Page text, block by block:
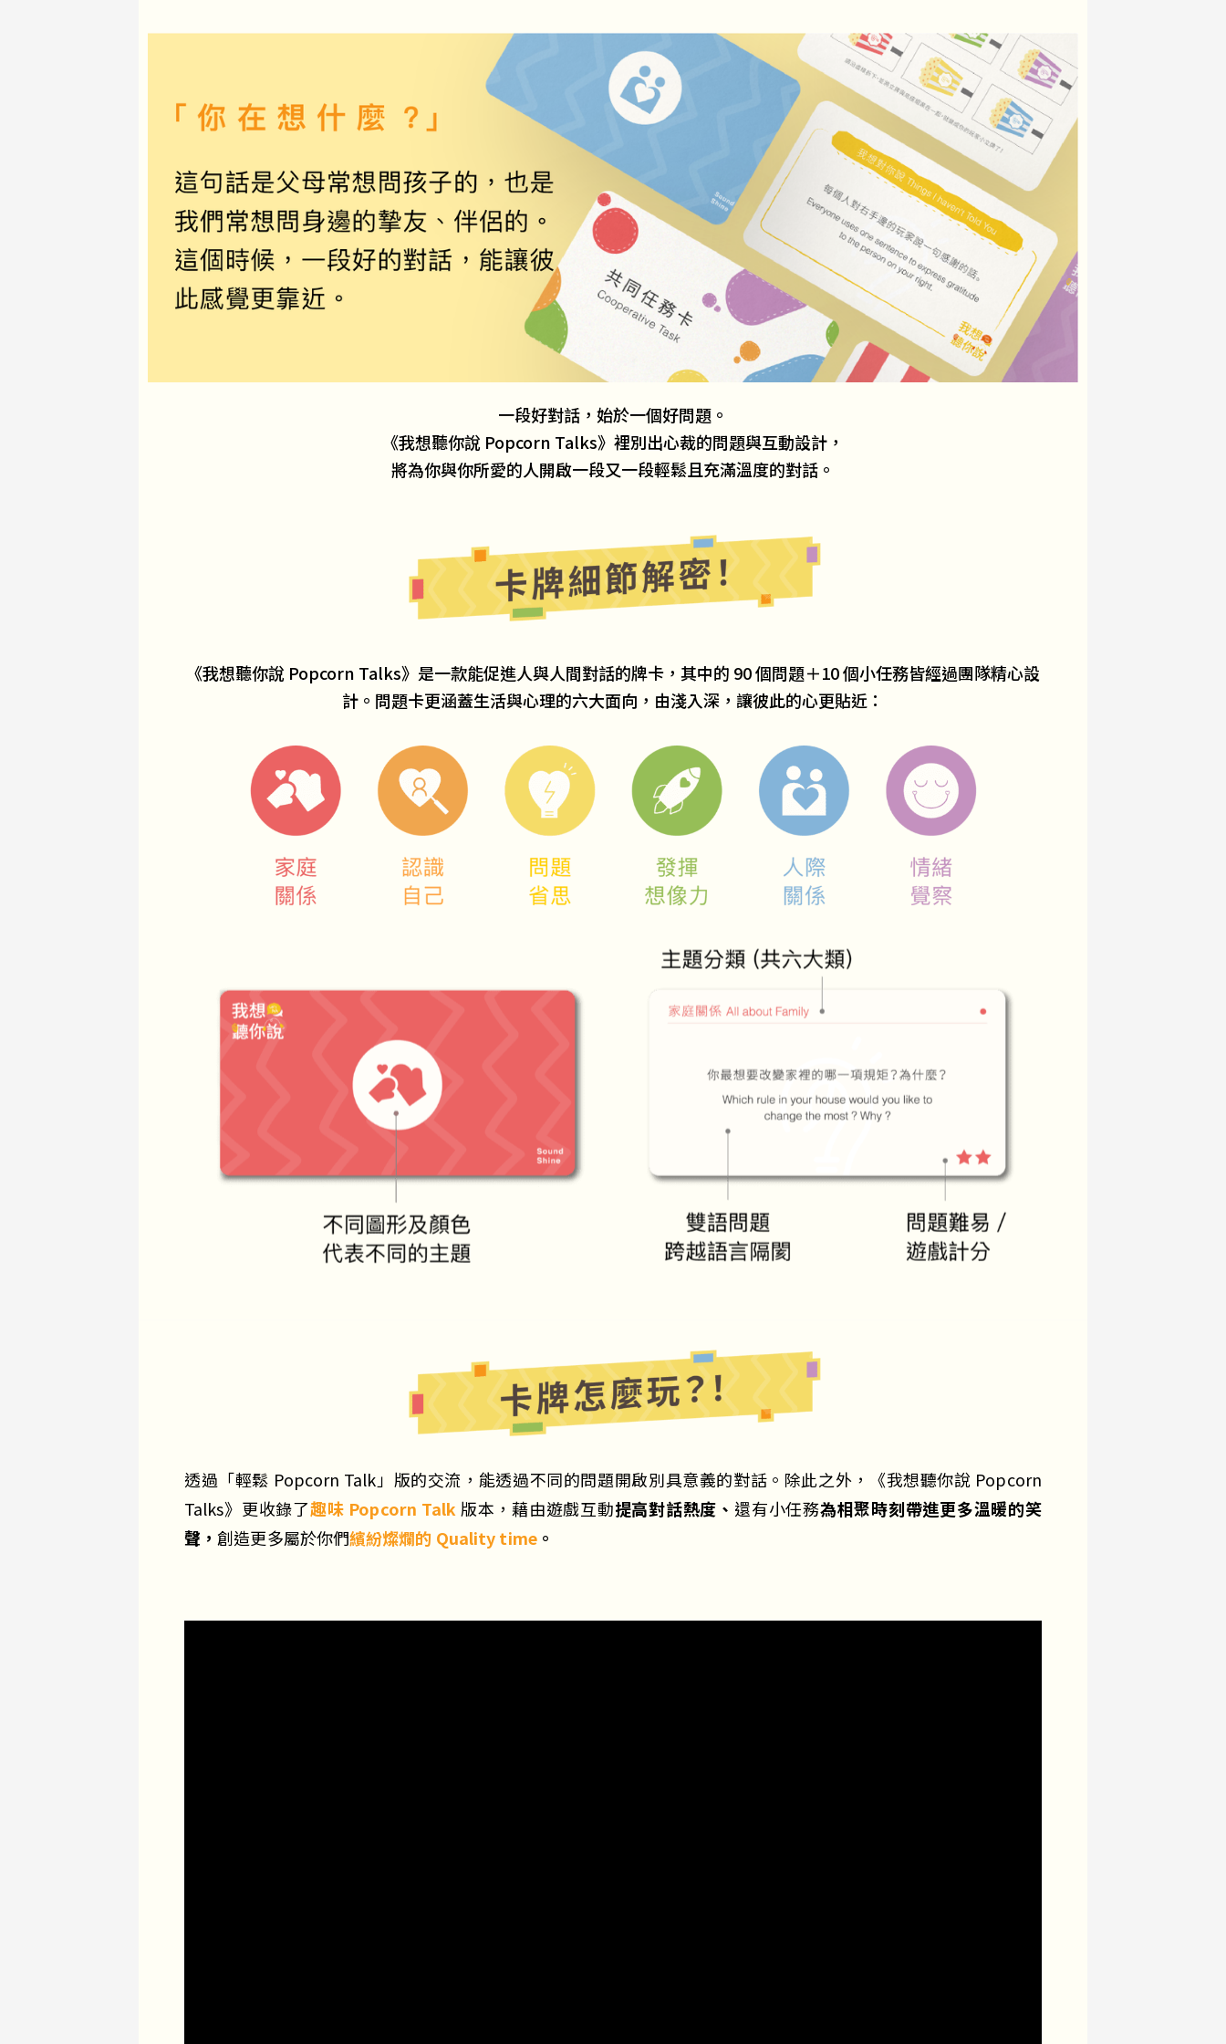
一段好對話，始於一個好問題。
《我想聽你說 Popcorn Talks》裡別出心裁的問題與互動設計，
將為你與你所愛的人開啟一段又一段輕鬆且充滿溫度的對話。
《我想聽你說 Popcorn Talks》是一款能促進人與人間對話的牌卡，其中的 90 個問題＋10 個小任務皆經過團隊精心設
計。問題卡更涵蓋生活與心理的六大面向，由淺入深，讓彼此的心更貼近：
透過「輕鬆 Popcorn Talk」版的交流，能透過不同的問題開啟別具意義的對話。除此之外，《我想聽你說 Popcorn
Talks》更收錄了趣味 Popcorn Talk版本，藉由遊戲互動提高對話熱度、 還有小任務為相聚時刻帶進更多溫暖的笑
聲，創造更多屬於你們繽紛燦爛的 Quality time。